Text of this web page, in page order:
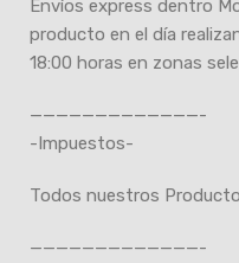
Envíos express dentro
producto en el día
18:00 horas en zonas
—————————————-
-Impuestos-
Todos nuestros
—————————————-